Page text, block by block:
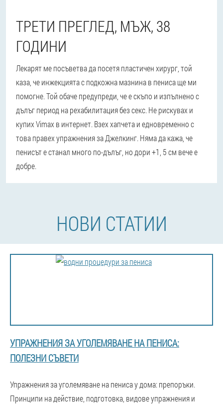
ТРЕТИ ПРЕГЛЕД, МЪЖ, 38
ГОДИНИ
Лекарят ме посъветва да посетя пластичен хирург, той
каза, че инжекцията с подкожна мазнина в пениса ще ми
помогне. Той обаче предупреди, че е скъпо и изпълнено с
дълъг период на рехабилитация без секс. Не рискувах и
купих Vimax в интернет. Взех хапчета и едновременно с
това правех упражнения за Джелкинг. Няма да кажа, че
пенисът е станал много по-дълъг, но дори +1, 5 см вече е
добре.
НОВИ СТАТИИ
УПРАЖНЕНИЯ ЗА УГОЛЕМЯВАНЕ НА ПЕНИСА:
ПОЛЕЗНИ СЪВЕТИ
Упражнения за уголемяване на пениса у дома: препоръки.
Принципи на действие, подготовка, видове упражнения и